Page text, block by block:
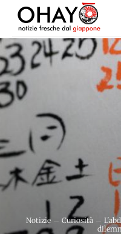
Notizie Curiosità